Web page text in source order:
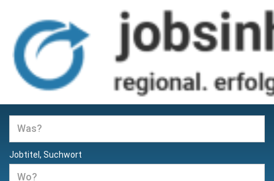
Jobs und Stellenangebote in
Hamburg
Jobtitel, Suchwort